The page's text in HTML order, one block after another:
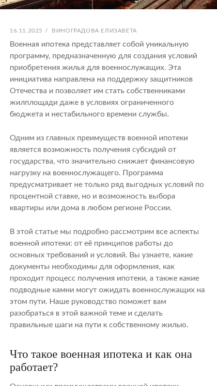
ОПУБЛИКОВАНО
16.11.2025 / АВТОР:
ВИНОГРАДОВА ЕЛИЗАВЕТА
Военная ипотека представляет собой уникальную
программу, предназначенную для создания условий
приобретения жилья для военнослужащих. Эта
инициатива направлена на поддержку защитников
Отечества и позволяет им стать собственниками
жилплощади даже в условиях ограниченного
бюджета и нестабильного времени службы.
Одним из главных преимуществ военной ипотеки
является возможность получения субсидий от
государства, что значительно снижает финансовую
нагрузку на военнослужащего. Программа
предусматривает не только ряд выгодных условий по
процентной ставке, но и возможность выбора
квартиры или дома в любом регионе России.
В этой статье мы подробно рассмотрим все аспекты
военной ипотеки: от её принципов работы до
основных требований и условий. Вы узнаете, какие
документы необходимы для оформления, как
проходит процесс получения ипотеки, а также какие
подводные камни могут ожидать военнослужащих на
этом пути. Наше руководство поможет вам
разобраться в этой важной теме и сделать
правильные шаги на пути к собственному жилью.
Что такое военная ипотека и как она
работает?